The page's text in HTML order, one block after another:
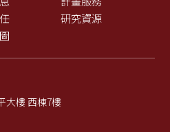
研究資源
大樓 西棟7樓